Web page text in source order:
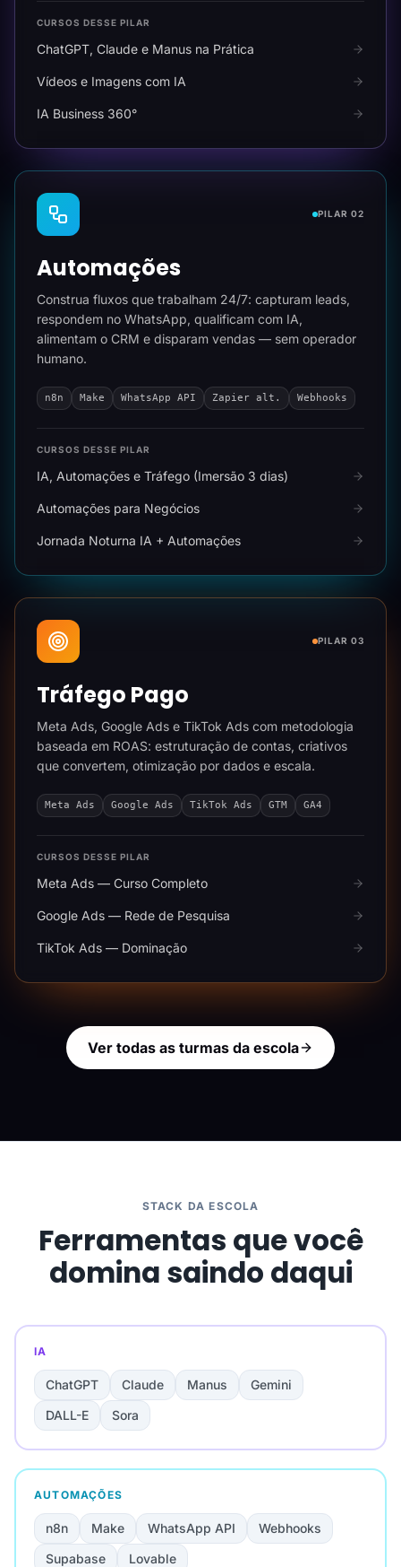
CURSOS DESSE PILAR
ChatGPT, Claude e Manus na Prática
Vídeos e Imagens com IA
IA Business 360°
PILAR 02
Automações
Construa fluxos que trabalham 24/7: capturam leads,
respondem no WhatsApp, qualificam com IA,
alimentam o CRM e disparam vendas — sem operador
humano.
n8n Make WhatsApp API Zapier alt. Webhooks
CURSOS DESSE PILAR
IA, Automações e Tráfego (Imersão 3 dias)
Automações para Negócios
Jornada Noturna IA + Automações
PILAR 03
Tráfego Pago
Meta Ads, Google Ads e TikTok Ads com metodologia
baseada em ROAS: estruturação de contas, criativos
que convertem, otimização por dados e escala.
Meta Ads Google Ads TikTok Ads GTM GA4
CURSOS DESSE PILAR
Meta Ads — Curso Completo
Google Ads — Rede de Pesquisa
TikTok Ads — Dominação
Ver todas as turmas da escola
STACK DA ESCOLA
Ferramentas que você
domina saindo daqui
IA
ChatGPT Claude Manus
Gemini
DALL-E
Sora
AUTOMAÇÕES
n8n Make WhatsApp API
Webhooks
Supabase
Lovable